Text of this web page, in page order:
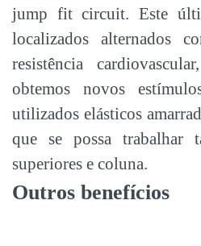
jump fit circuit. Este
localizados alternados
resistência
obtemos novos
utilizados elásticos
que se possa trabalhar
superiores e coluna.
Outros benefícios